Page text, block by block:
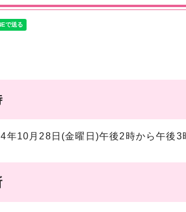
10月28日(金曜日)午後2時から午後3